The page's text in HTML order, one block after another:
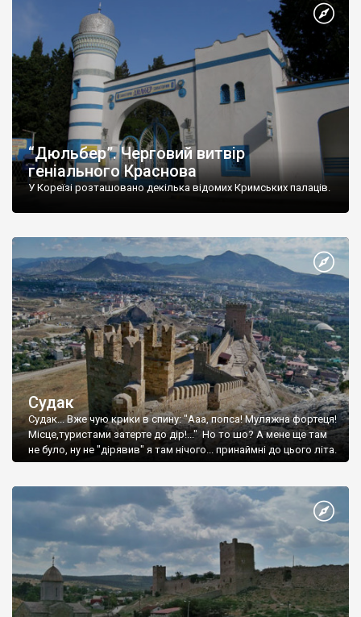
“Дюльбер”. Черговий витвір
геніального Краснова
У Кореїзі розташовано декілька відомих Кримських палаців.
Судак
Судак... Вже чую крики в спину: "Ааа, попса! Муляжна фортеця!
Місце,туристами затерте до дір!..." Но то шо? А мене ще там
не було, ну не "дірявив" я там нічого... принаймні до цього літа.